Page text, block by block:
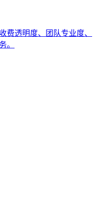
费透明度、团队专业度、
。